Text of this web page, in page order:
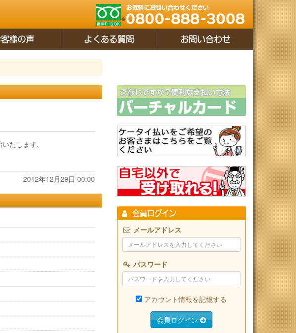
様の声 よくある質問 お問い合わせ
たします。
2012年12月29日 00:00
会員ログイン
メールアドレス
パスワード
アカウント情報を記憶する
会員ログイン